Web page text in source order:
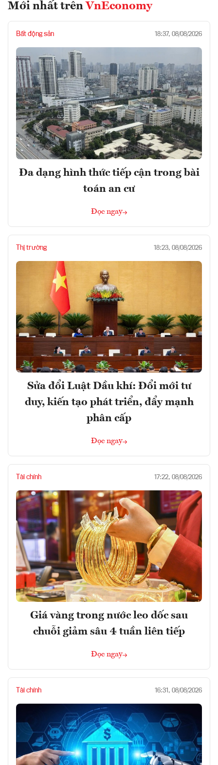
Mới nhất trên VnEconomy
Bất động sản 18:37, 08/08/2026
Đa dạng hình thức tiếp cận trong bài
toán an cư
Đọc ngay
Thị trường 18:23, 08/08/2026
Sửa đổi Luật Dầu khí: Đổi mới tư
duy, kiến tạo phát triển, đẩy mạnh
phân cấp
Đọc ngay
Tài chính 17:22, 08/08/2026
Giá vàng trong nước leo dốc sau
chuỗi giảm sâu 4 tuần liên tiếp
Đọc ngay
Tài chính 16:31, 08/08/2026